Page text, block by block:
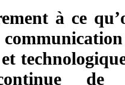
à ce
de